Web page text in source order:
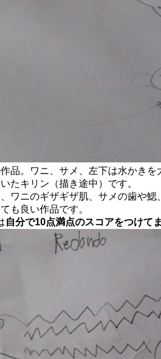
品。ワニ、サメ、左下は水かきを
たキリン（描き途中）です。
ワニのギザギザ肌、サメの歯や
も良い作品です。
自分で10点満点のスコアをつけて